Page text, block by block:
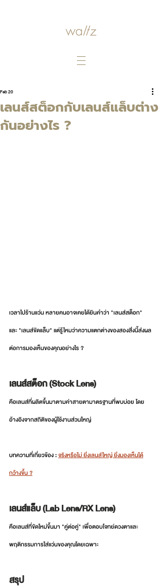
เลนส์สต็อกกับเลนส์แล็บต่าง
กันอย่างไร ?
Feb 20
เวลาไปร้านแว่น หลายคนอาจเคยได้ยินคำว่า "เลนส์สต็อก"
และ "เลนส์ขัดแล็บ" แต่รู้ไหมว่าความแตกต่างของสองสิ่งนี้ส่งผล
ต่อการมองเห็นของคุณอย่างไร ?
เลนส์สต็อก (Stock Lens)
คือเลนส์ที่ผลิตขึ้นมาตามค่าสายตามาตรฐานที่พบบ่อย โดย
อ้างอิงจากสถิติของผู้ใช้งานส่วนใหญ่
บทความที่เกี่ยวข้อง : จริงหรือไม่ ยิ่งเลนส์ใหญ่ ยิ่งมองเห็นได้
กว้างขึ้น ?
เลนส์แล็บ (Lab Lens/RX Lens)
คือเลนส์ที่ขัดใหม่ขึ้นมา "คู่ต่อคู่" เพื่อตอบโจทย์ดวงตาและ
พฤติกรรมการใส่แว่นของคุณโดยเฉพาะ
สรุป